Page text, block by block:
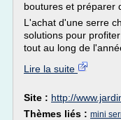
boutures et préparer
L'achat d'une serre
solutions pour
tout au long de
Lire la suite
Site : http://
Thèmes liés : mini